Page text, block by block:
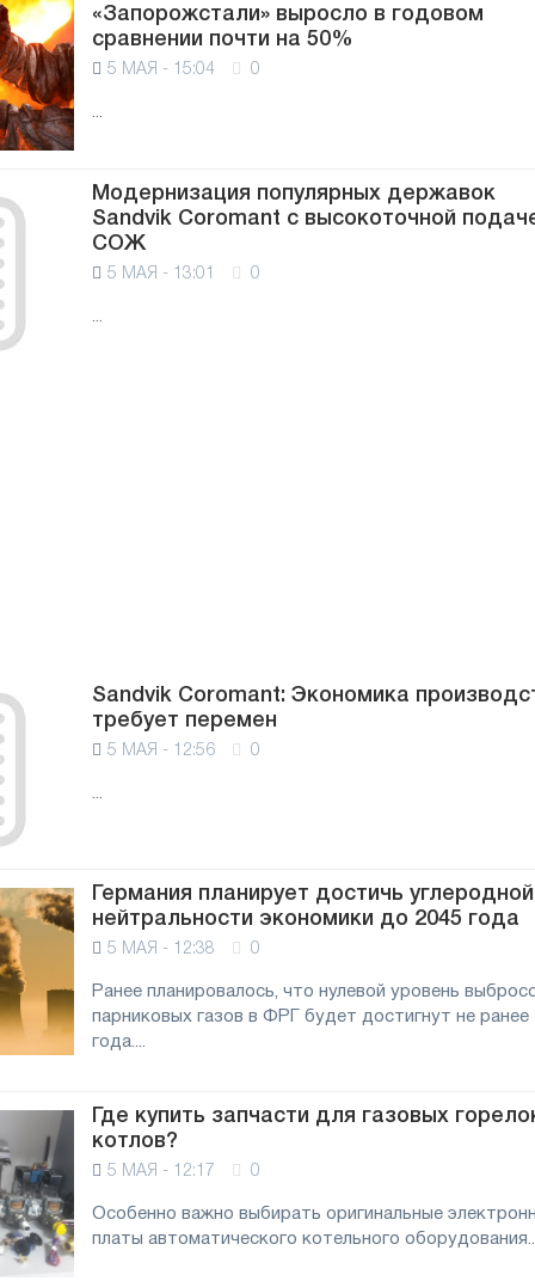
«Запорожстали» выросло в годовом
сравнении почти на 50%
5 МАЯ - 15:04 0
...
Модернизация популярных державок
Sandvik Coromant с высокоточной
СОЖ
5 МАЯ - 13:01 0
...
Sandvik Coromant: Экономика
требует перемен
5 МАЯ - 12:56 0
...
Германия планирует достичь углеродной
нейтральности экономики до 2045 года
5 МАЯ - 12:38 0
Ранее планировалось, что нулевой уровень
парниковых газов в ФРГ будет достигнут не ранее
года....
Где купить запчасти для газовых
котлов?
5 МАЯ - 12:17 0
Особенно важно выбирать оригинальные
платы автоматического котельного